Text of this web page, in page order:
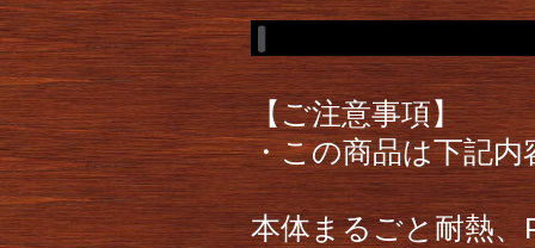
【ご注意事項】
・この商品は下記
本体まるごと耐熱